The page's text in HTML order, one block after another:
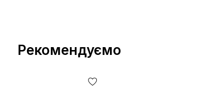
Рекомендуємо